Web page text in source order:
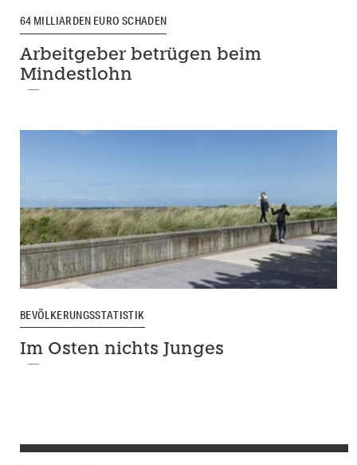
64 MILLIARDEN EURO SCHADEN
Arbeitgeber betrügen beim
Mindestlohn
BEVÖLKERUNGSSTATISTIK
Im Osten nichts Junges